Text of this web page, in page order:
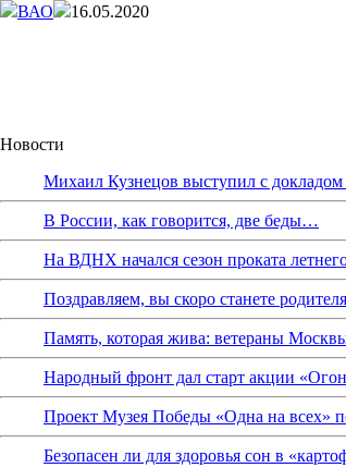
ВАО 16.05.2020
Новости
Михаил Кузнецов выступил с
В России, как говорится, две беды…
На ВДНХ начался сезон проката
Поздравляем, вы скоро станете
Память, которая жива: ветераны
Народный фронт дал старт акции
Проект Музея Победы «Одна на всех»
Безопасен ли для здоровья сон в